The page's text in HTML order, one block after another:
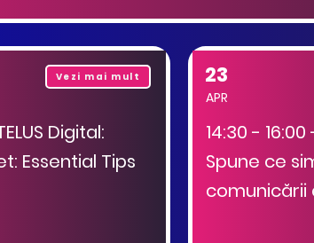
Vezi mai mult
Digital:
Essential Tips
23
APR
14:30 -
Spune ce
comunicării